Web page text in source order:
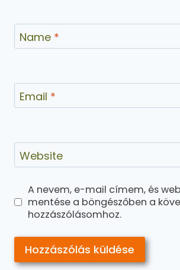
Name *
Email *
Website
A nevem, e-mail címem, és
mentése a böngészőben a
hozzászólásomhoz.